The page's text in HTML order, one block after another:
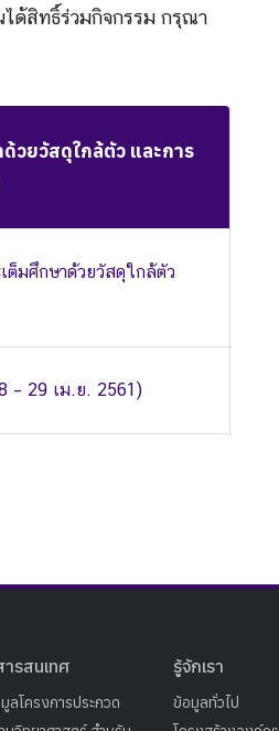
ได้สิทธิ์ร่วมกิจกรรม กรุณา
วยวัสดุใกล้ตัว และการ
ต็มศึกษาด้วยวัสดุใกล้ตัว
– 29 เม.ย. 2561)
ารสนเทศ
ลโครงการประกวด
รู้จักเรา
ข้อมูลทั่วไป